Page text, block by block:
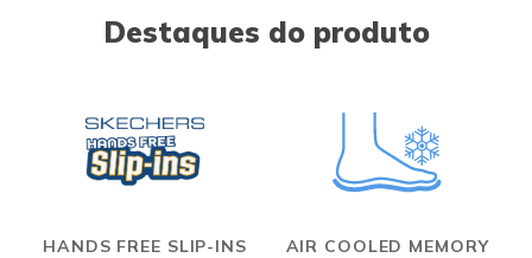
Destaques do produto
HANDS FREE SLIP-INS
AIR COOLED MEMORY